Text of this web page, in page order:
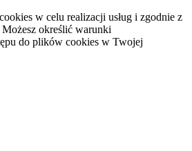
w celu realizacji usług i zgodnie z
Możesz określić warunki
do plików cookies w Twojej